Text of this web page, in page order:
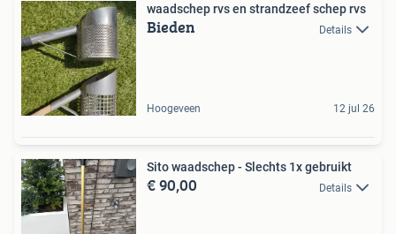
waadschep rvs en strandzeef schep rvs
Bieden Details
Hoogeveen 12 jul 26
Sito waadschep - Slechts 1x gebruikt
€ 90,00 Details